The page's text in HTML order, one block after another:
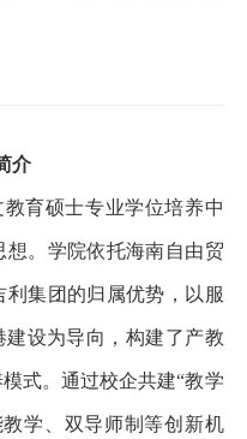
介
育硕士专业学位培养中
。学院依托海南自由贸
集团的归属优势，以服
建设为导向，构建了产教
式。通过校企共建“教学
教学、双导师制等创新机